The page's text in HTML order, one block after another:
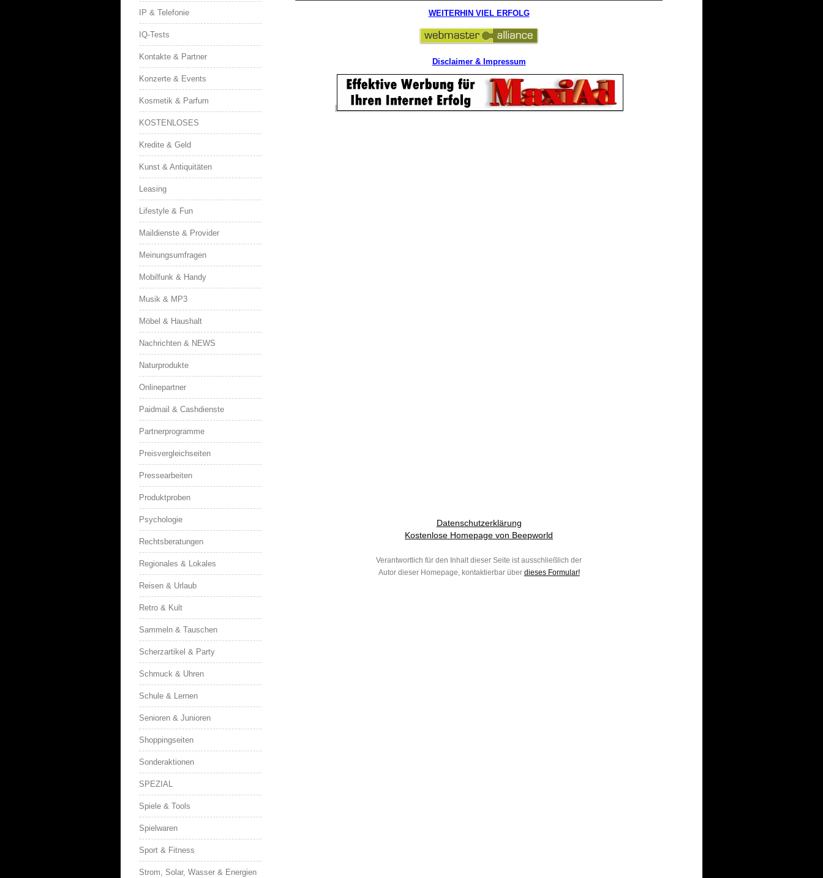
WEITERHIN VIEL ERFOLG
Disclaimer & Impressum
Datenschutzerklärung
Kostenlose Homepage von Beepworld
Verantwortlich für den Inhalt dieser Seite ist ausschließlich der
Autor dieser Homepage, kontaktierbar über dieses Formular!
IP & Telefonie
IQ-Tests
Kontakte & Partner
Konzerte & Events
Kosmetik & Parfum
KOSTENLOSES
Kredite & Geld
Kunst & Antiquitäten
Leasing
Lifestyle & Fun
Maildienste & Provider
Meinungsumfragen
Mobilfunk & Handy
Musik & MP3
Möbel & Haushalt
Nachrichten & NEWS
Naturprodukte
Onlinepartner
Paidmail & Cashdienste
Partnerprogramme
Preisvergleichseiten
Pressearbeiten
Produktproben
Psychologie
Rechtsberatungen
Regionales & Lokales
Reisen & Urlaub
Retro & Kult
Sammeln & Tauschen
Scherzartikel & Party
Schmuck & Uhren
Schule & Lernen
Senioren & Junioren
Shoppingseiten
Sonderaktionen
SPEZIAL
Spiele & Tools
Spielwaren
Sport & Fitness
Strom, Solar, Wasser & Energien